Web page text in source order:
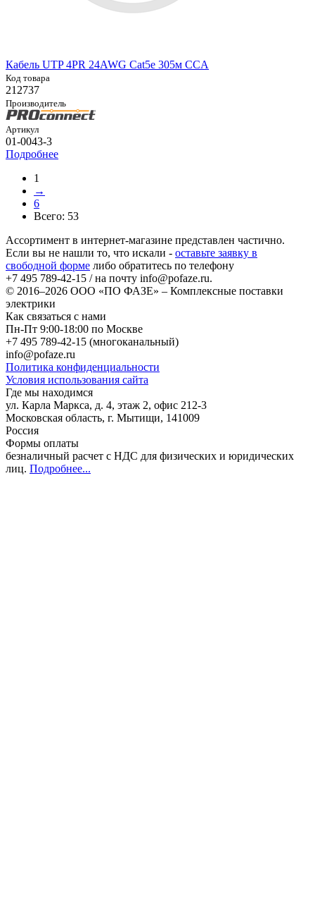
Кабель UTP 4PR 24AWG Cat5e 305м CCA
Код товара
212737
Производитель
Артикул
01-0043-3
Подробнее
1
→
6
Всего: 53
Ассортимент в интернет-магазине представлен частично.
Если вы не нашли то, что искали - оставьте заявку в
свободной форме либо обратитесь по телефону
+7 495 789-42-15 / на почту info@pofaze.ru.
© 2016–2026 ООО «ПО ФАЗЕ» – Комплексные поставки
электрики
Как связаться с нами
Пн-Пт 9:00-18:00 по Москве
+7 495 789-42-15 (многоканальный)
info@pofaze.ru
Политика конфиденциальности
Условия использования сайта
Где мы находимся
ул. Карла Маркса, д. 4, этаж 2, офис 212-3
Московская область, г. Мытищи, 141009
Россия
Формы оплаты
безналичный расчет с НДС для физических и юридических
лиц. Подробнее...